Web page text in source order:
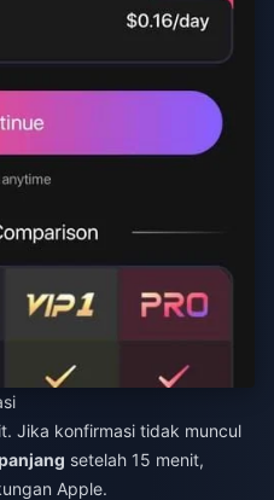
Jika konfirmasi tidak muncul
setelah 15 menit,
Apple.